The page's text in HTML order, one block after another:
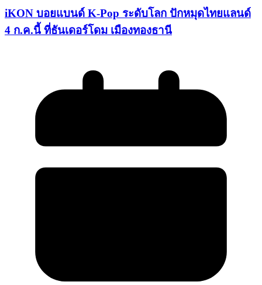
iKON บอยแบนด์ K-Pop ระดับโลก ปักหมุดไทยแลนด์
4 ก.ค.นี้ ที่ธันเดอร์โดม เมืองทองธานี